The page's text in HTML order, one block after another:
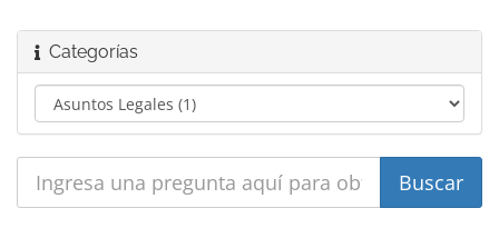
Categorías